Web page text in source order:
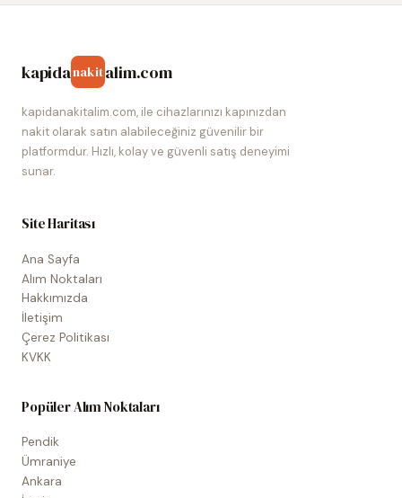
kapidanakitalim.com
kapidanakitalim.com, ile cihazlarınızı kapınızdan
nakit olarak satın alabileceğiniz güvenilir bir
platformdur. Hızlı, kolay ve güvenli satış deneyimi
sunar.
Site Haritası
Ana Sayfa
Alım Noktaları
Hakkımızda
İletişim
Çerez Politikası
KVKK
Popüler Alım Noktaları
Pendik
Ümraniye
Ankara